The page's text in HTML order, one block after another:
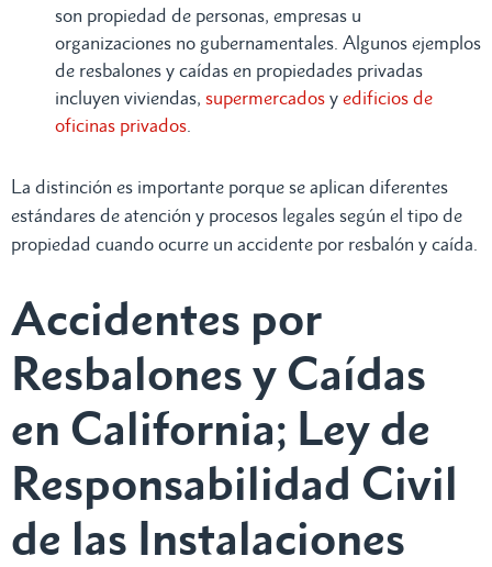
son propiedad de personas, empresas u
organizaciones no gubernamentales. Algunos ejemplos
de resbalones y caídas en propiedades privadas
incluyen viviendas, supermercados y edificios de
oficinas privados.
La distinción es importante porque se aplican diferentes
estándares de atención y procesos legales según el tipo de
propiedad cuando ocurre un accidente por resbalón y caída.
Accidentes por
Resbalones y Caídas
en California; Ley de
Responsabilidad Civil
de las Instalaciones